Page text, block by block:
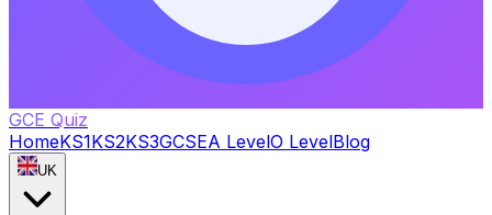
GCE Quiz
HomeKS1KS2KS3GCSEA LevelO LevelBlog
UK